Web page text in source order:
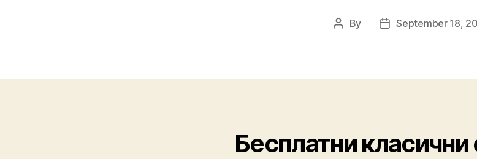
By September 18,
Бесплатни класични